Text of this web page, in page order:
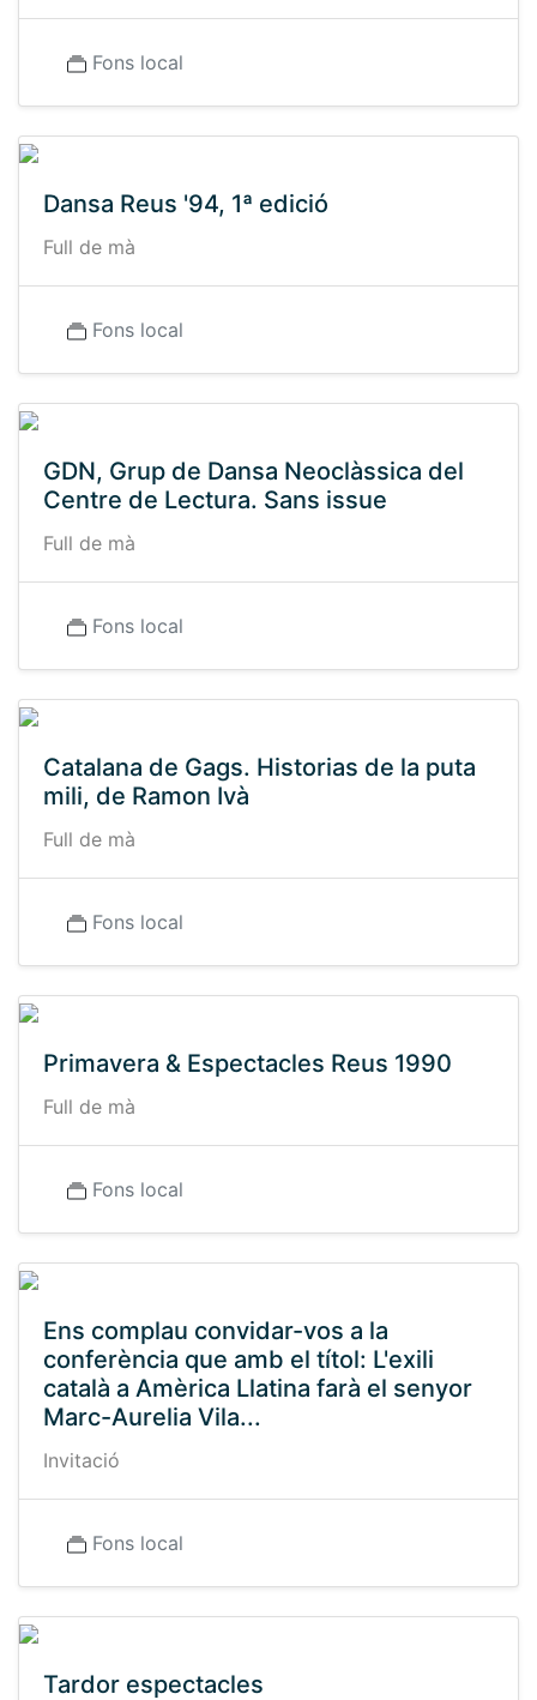
Fons local
Dansa Reus '94, 1ª edició
Full de mà
Fons local
GDN, Grup de Dansa Neoclàssica del
Centre de Lectura. Sans issue
Full de mà
Fons local
Catalana de Gags. Historias de la puta
mili, de Ramon Ivà
Full de mà
Fons local
Primavera & Espectacles Reus 1990
Full de mà
Fons local
Ens complau convidar-vos a la
conferència que amb el títol: L'exili
català a Amèrica Llatina farà el senyor
Marc-Aurelia Vila...
Invitació
Fons local
Tardor espectacles